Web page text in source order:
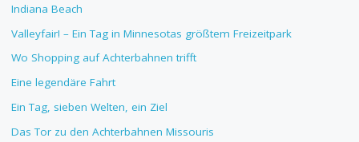
Indiana Beach
Valleyfair! – Ein Tag in Minnesotas größtem Freizeitpark
Wo Shopping auf Achterbahnen trifft
Eine legendäre Fahrt
Ein Tag, sieben Welten, ein Ziel
Das Tor zu den Achterbahnen Missouris